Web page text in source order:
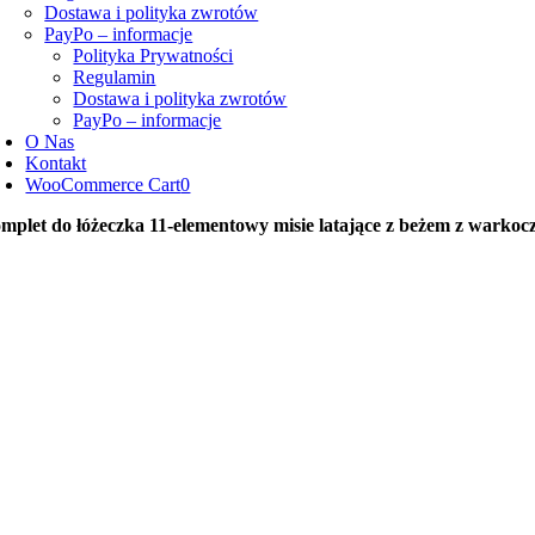
Dostawa i polityka zwrotów
PayPo – informacje
Polityka Prywatności
Regulamin
Dostawa i polityka zwrotów
PayPo – informacje
O Nas
Kontakt
WooCommerce Cart0
do łóżeczka 11-elementowy misie latające z beżem z